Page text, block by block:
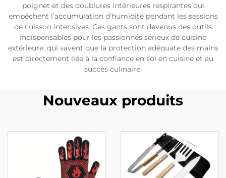
poignet et des doublures intérieures respirantes qui
empêchent l’accumulation d’humidité pendant les sessions
de cuisson intensives. Ces gants sont devenus des outils
indispensables pour les passionnés sérieux de cuisine
extérieure, qui savent que la protection adéquate des mains
est directement liée à la confiance en soi en cuisine et au
succès culinaire.
Nouveaux produits